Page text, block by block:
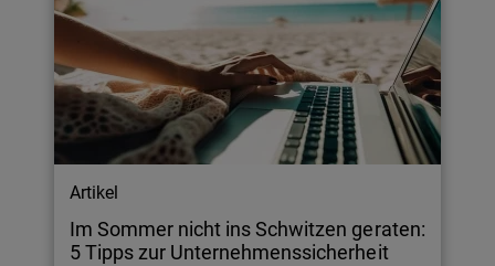
Artikel
Im Sommer nicht ins Schwitzen geraten:
5 Tipps zur Unternehmenssicherheit